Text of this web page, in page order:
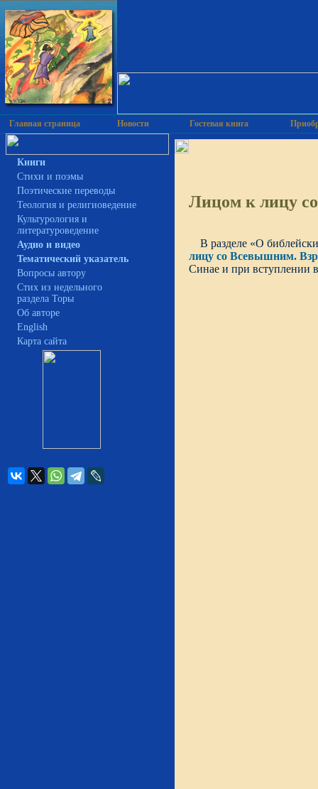
Главная страница Новости Гостевая книга
Книги
Cтихи и поэмы
Поэтические переводы
Теология и религиоведение
Культурология и
литературоведение
Аудио и видео
Тематический указатель
Вопросы автору
Стих из недельного
раздела Торы
Об авторе
English
Карта сайта
Лицом к лицу
В разделе «О
лицу со Всевышним.
Синае и при вступлении